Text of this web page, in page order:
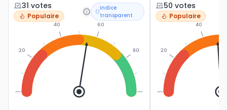
31 votes
Populaire
Indice
transparent
20
40 60
80
politique français.
50 votes
Populaire
20
40